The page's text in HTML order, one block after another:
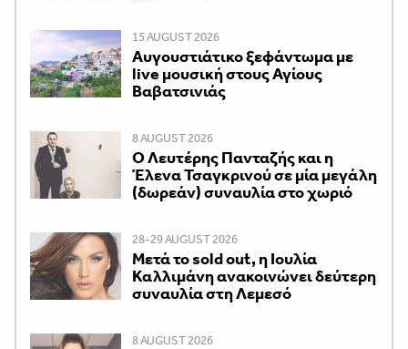
15 AUGUST 2026
Αυγουστιάτικο ξεφάντωμα με
live μουσική στους Αγίους
Βαβατσινιάς
8 AUGUST 2026
Ο Λευτέρης Πανταζής και η
Έλενα Τσαγκρινού σε μία μεγάλη
(δωρεάν) συναυλία στο χωριό
28-29 AUGUST 2026
Μετά το sold out, η Ιουλία
Καλλιμάνη ανακοινώνει δεύτερη
συναυλία στη Λεμεσό
8 AUGUST 2026